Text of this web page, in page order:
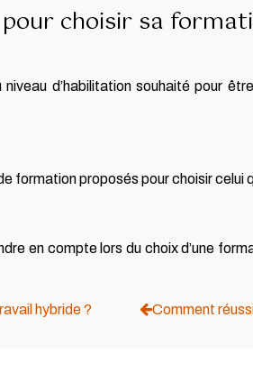
choisir sa
d’habilitation souhaité pour
proposés pour choisir celui
en compte lors du choix d’une
hybride ? Comment